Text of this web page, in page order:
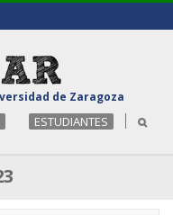
de Zaragoza
ESTUDIANTES